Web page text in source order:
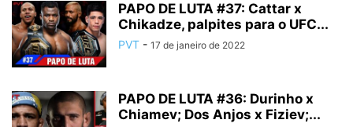
PAPO DE LUTA #37: Cattar x
Chikadze, palpites para o UFC...
PVT - 17 de janeiro de 2022
PAPO DE LUTA #36: Durinho x
Chiamev; Dos Anjos x Fiziev;...